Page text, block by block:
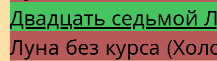
Двадцать седьмой
Луна без курса